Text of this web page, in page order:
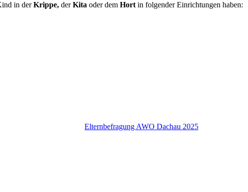
in derKrippe,derKita oder demHort in folgender Einrichtungen haben:
Elternbefragung AWO Dachau 2025